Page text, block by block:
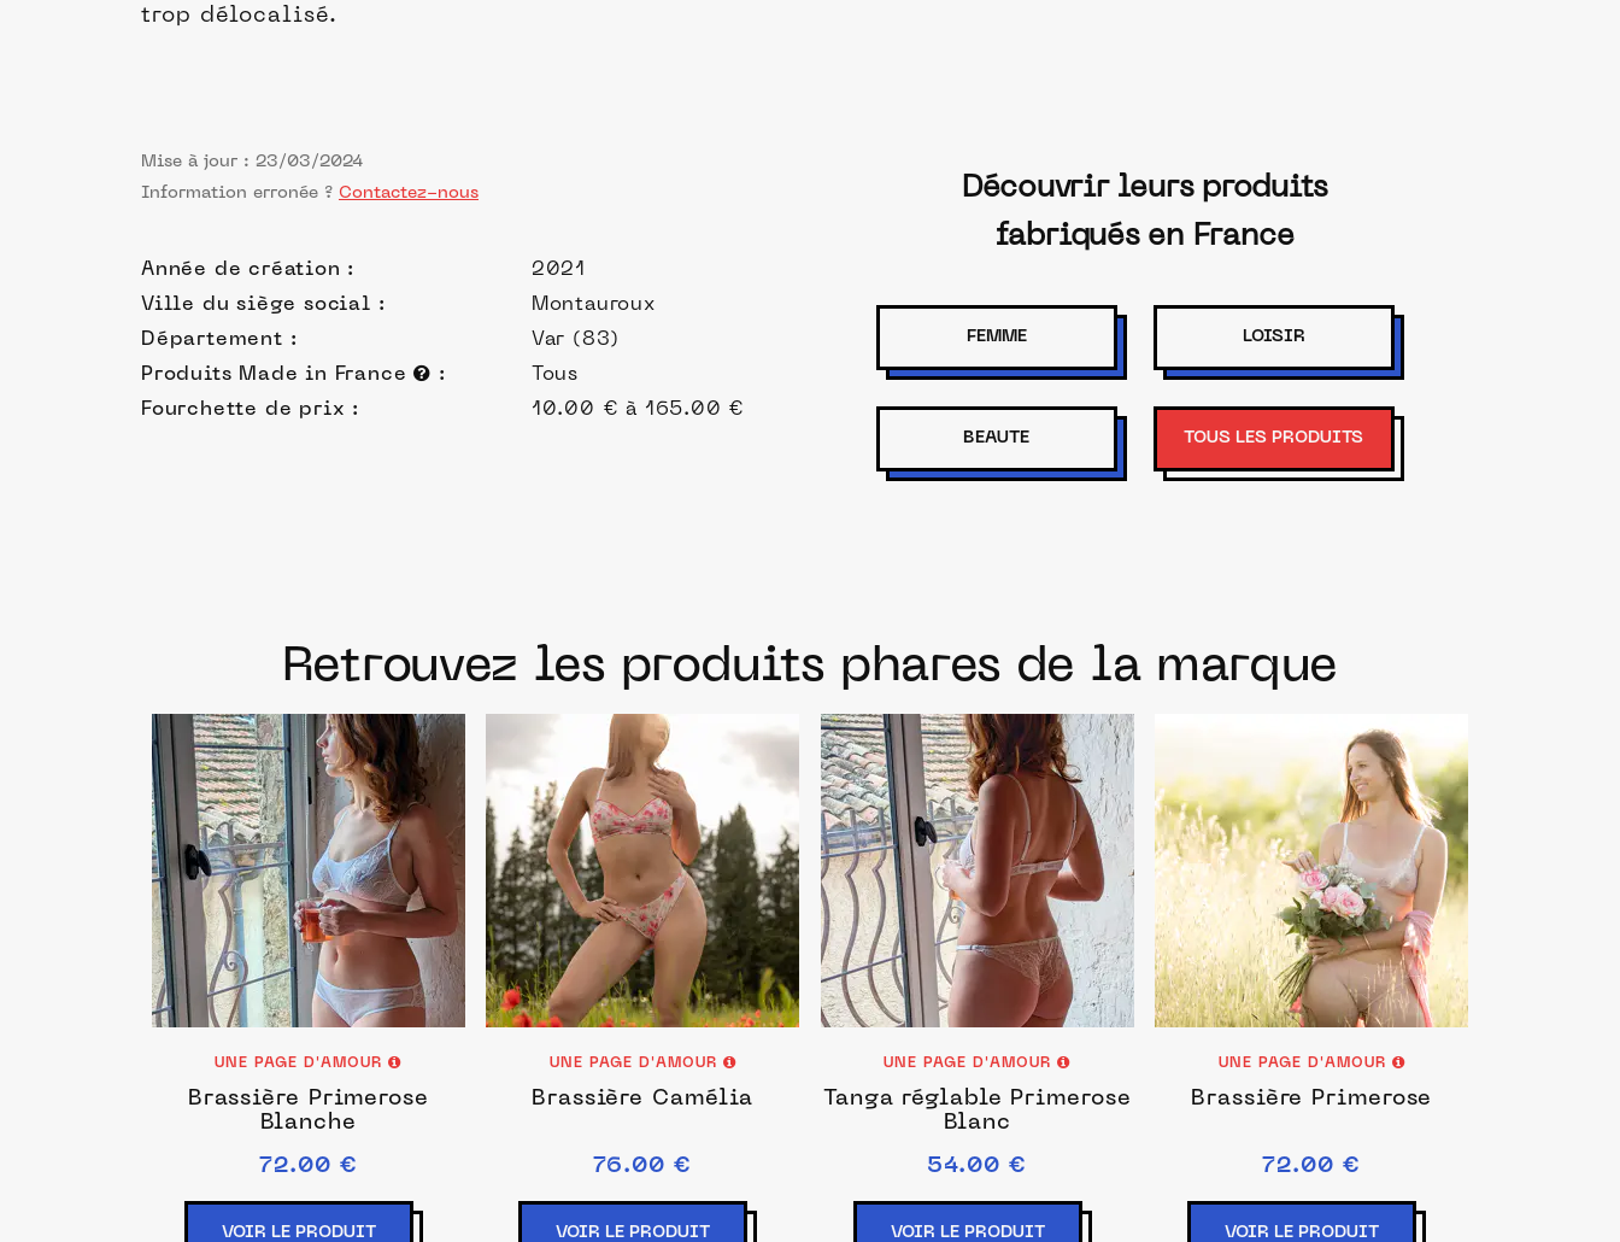
trop délocalisé.
Mise à jour : 23/03/2024
Information erronée ? Contactez-nous
Année de création :
2021
Ville du siège social :
Montauroux
Département :
Var (83)
Produits Made in France
:
Tous
Fourchette de prix :
10.00 € à 165.00 €
Découvrir leurs produits
fabriqués en France
FEMME LOISIR
BEAUTE TOUS LES PRODUITS
Retrouvez les produits phares de la marque
UNE PAGE D'AMOUR
Brassière Primerose
Blanche
72.00 €
VOIR LE PRODUIT
UNE PAGE D'AMOUR
Brassière Camélia
76.00 €
VOIR LE PRODUIT
UNE PAGE D'AMOUR
Tanga réglable Primerose
Blanc
54.00 €
VOIR LE PRODUIT
UNE PAGE D'AMOUR
Brassière Primerose
72.00 €
VOIR LE PRODUIT